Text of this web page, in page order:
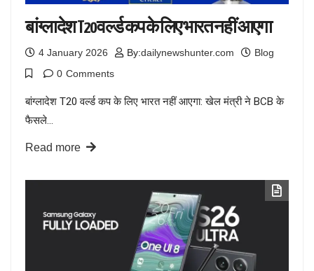
बांग्लादेश T20 वर्ल्ड कप के लिए भारत नहीं आएगा
4 January 2026 By:dailynewshunter.com
Blog
0 Comments
बांग्लादेश T20 वर्ल्ड कप के लिए भारत नहीं आएगा: खेल मंत्री ने BCB के
फैसले…
Read more